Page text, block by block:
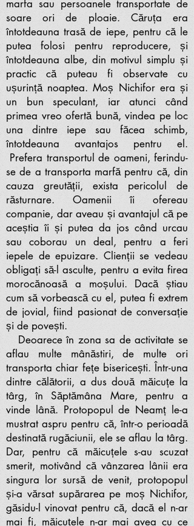
marfa sau persoanele transportate de
soare ori de ploaie. Căruța era
întotdeauna trasă de iepe, pentru că le
putea folosi pentru reproducere, și
întotdeauna albe, din motivul simplu și
practic că puteau fi observate cu
ușurință noaptea. Moș Nichifor era și
un bun speculant, iar atunci când
primea vreo ofertă bună, vindea pe loc
una dintre iepe sau făcea schimb,
întotdeauna avantajos pentru el.
Prefera transportul de oameni, ferindu-
se de a transporta marfă pentru că, din
cauza greutății, exista pericolul de
răsturnare. Oamenii îi ofereau
companie, dar aveau și avantajul că pe
aceștia îi și putea da jos când urcau
sau coborau un deal, pentru a feri
iepele de epuizare. Clienții se vedeau
obligați să-l asculte, pentru a evita firea
morocănoasă a moșului. Dacă știau
cum să vorbească cu el, putea fi extrem
de jovial, fiind pasionat de conversație
și de povești.
Deoarece în zona sa de activitate se
aflau multe mânăstiri, de multe ori
transporta chiar fețe bisericești. Într-una
dintre călătorii, a dus două măicuțe la
târg, în Săptămâna Mare, pentru a
vinde lână. Protopopul de Neamț le-a
mustrat aspru pentru că, într-o perioadă
destinată rugăciunii, ele se aflau la târg.
Dar, pentru că măicuțele s-au scuzat
smerit, motivând că vânzarea lânii era
singura lor sursă de venit, protopopul
și-a vărsat supărarea pe moș Nichifor,
găsidu-l vinovat pentru că, dacă el n-ar
mai fi, măicuțele n-ar mai avea cu ce